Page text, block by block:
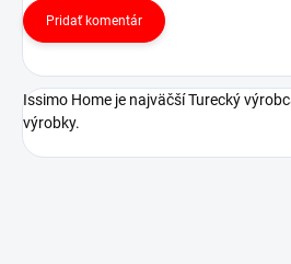
Pridať komentár
Issimo Home je najväčší Turecký
výrobky.